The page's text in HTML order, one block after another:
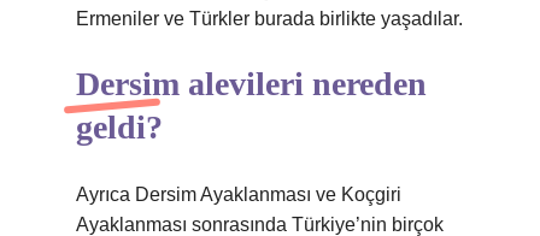
Ermeniler ve Türkler burada birlikte yaşadılar.
Dersim alevileri nereden
geldi?
Ayrıca Dersim Ayaklanması ve Koçgiri
Ayaklanması sonrasında Türkiye’nin birçok